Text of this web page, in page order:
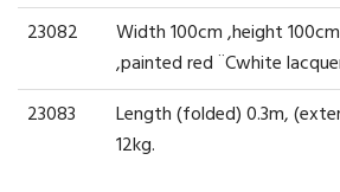
23082
Width 100cm ,height
,painted red ¨Cwhite
23083
Length (folded) 0.3m,
12kg.